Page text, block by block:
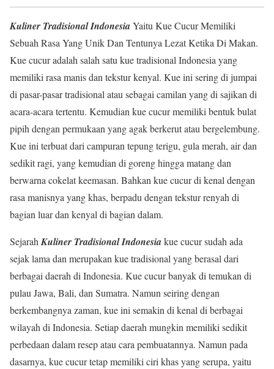
Kuliner Tradisional IndonesiaYaitu Kue Cucur Memiliki
Sebuah Rasa Yang Unik Dan Tentunya Lezat Ketika Di Makan.
Kue cucur adalah salah satu kue tradisional Indonesia yang
memiliki rasa manis dan tekstur kenyal. Kue ini sering di jumpai
di pasar-pasar tradisional atau sebagai camilan yang di sajikan di
acara-acara tertentu. Kemudian kue cucur memiliki bentuk bulat
pipih dengan permukaan yang agak berkerut atau bergelembung.
Kue ini terbuat dari campuran tepung terigu, gula merah, air dan
sedikit ragi, yang kemudian di goreng hingga matang dan
berwarna cokelat keemasan. Bahkan kue cucur di kenal dengan
rasa manisnya yang khas, berpadu dengan tekstur renyah di
bagian luar dan kenyal di bagian dalam.
Sejarah Kuliner Tradisional Indonesiakue cucur sudah ada
sejak lama dan merupakan kue tradisional yang berasal dari
berbagai daerah di Indonesia. Kue cucur banyak di temukan di
pulau Jawa, Bali, dan Sumatra. Namun seiring dengan
berkembangnya zaman, kue ini semakin di kenal di berbagai
wilayah di Indonesia. Setiap daerah mungkin memiliki sedikit
perbedaan dalam resep atau cara pembuatannya. Namun pada
dasarnya, kue cucur tetap memiliki ciri khas yang serupa, yaitu